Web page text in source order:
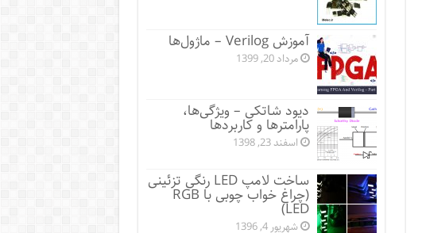
آموزش Verilog – ماژول‌ها
مرداد 20, 1399
دیود شاتکی – ویژگی‌ها،
پارامترها و کاربردها
اسفند 23, 1398
ساخت لامپ LED رنگی تزئینی
(چراغ خواب چوبی با RGB
LED)
شهریور 4, 1396